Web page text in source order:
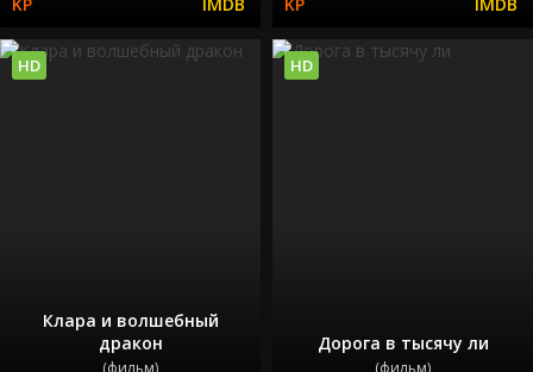
Клара и волшебный
дракон
(фильм)
HD
Дорога в тысячу ли
(фильм)
HD